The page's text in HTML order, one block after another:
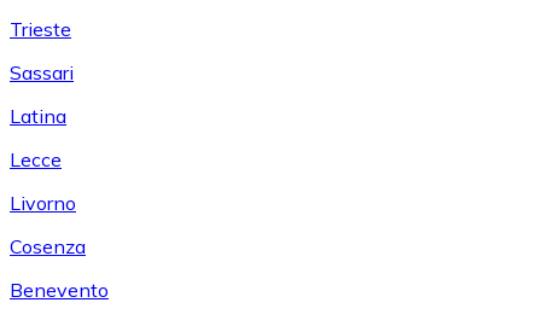
Trieste
Sassari
Latina
Lecce
Livorno
Cosenza
Benevento